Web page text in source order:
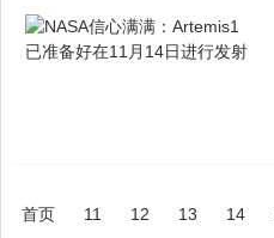
首页 11 12 13 14